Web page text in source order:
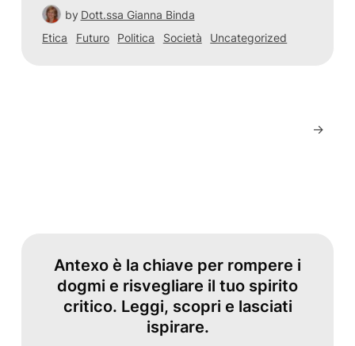
by Dott.ssa Gianna Binda
Etica
Futuro Politica Società Uncategorized
→
Antexo è la chiave per rompere i
dogmi e risvegliare il tuo spirito
critico. Leggi, scopri e lasciati
ispirare.